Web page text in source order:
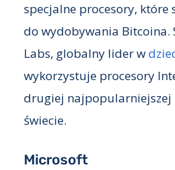
specjalne procesory, które
do wydobywania Bitcoina.
Labs, globalny lider w
wykorzystuje procesory
drugiej
świecie.
Microsoft